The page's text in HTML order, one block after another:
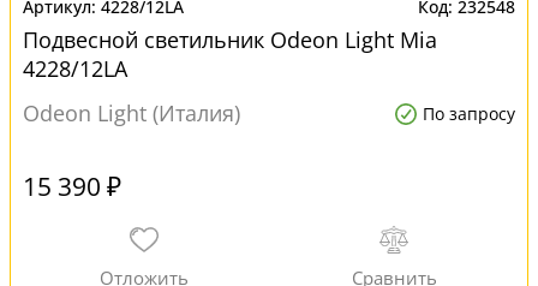
4228/12LA 232548
Подвесной светильник Odeon Light Mia
4228/12LA
Odeon Light (Италия)
По запросу
15 390 ₽